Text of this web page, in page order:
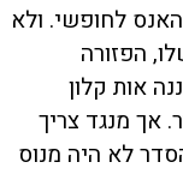
לחופשי. ולא
הפזורה
אות קלון
אך מנגד צריך
לא היה מנוס